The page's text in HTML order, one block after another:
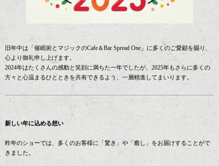
旧年中は「催眠術とマジックのCafe＆Bar Spread One」に多くのご愛顧を賜り、
心より御礼申し上げます。
2024年はたくさんの感動と笑顔に満ちた一年でしたが、2025年もさらに多くの
方々と心温まるひとときを共有できるよう、一層精進してまいります。
新しい年に込める想い
昨年のショーでは、多くのお客様に「驚き」や「癒し」をお届けすることがで
きました。